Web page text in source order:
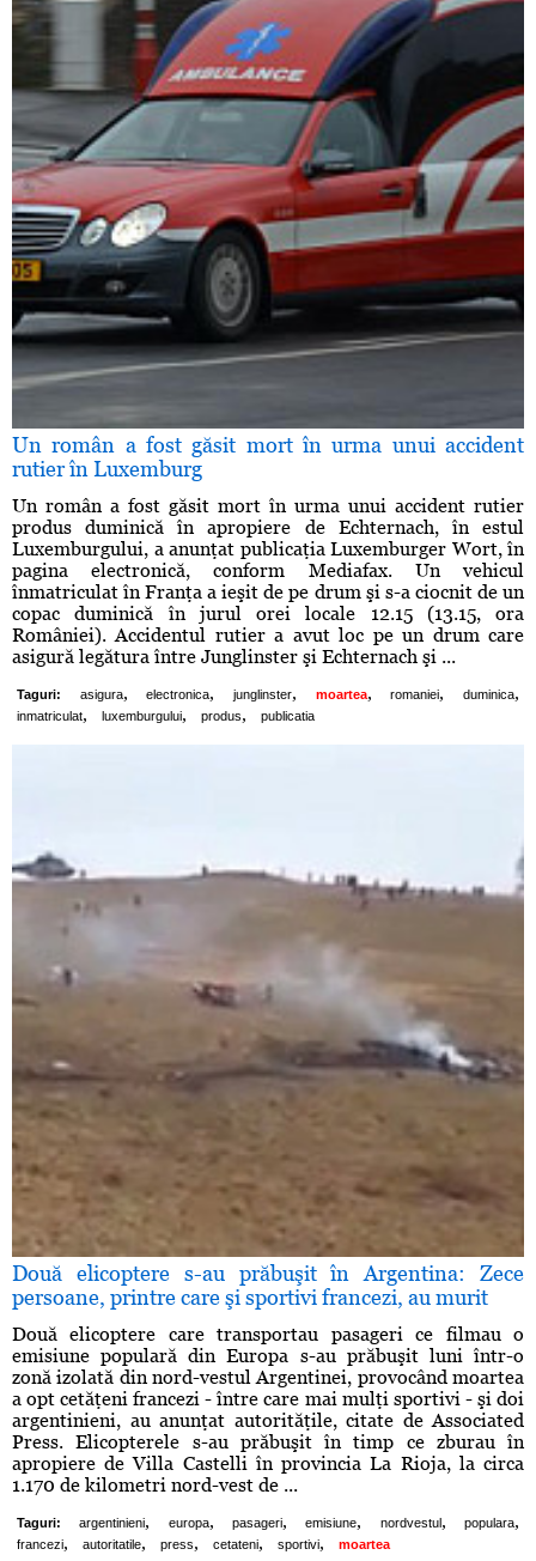
Un român a fost găsit mort în urma unui accident
rutier în Luxemburg
Un român a fost găsit mort în urma unui accident rutier
produs duminică în apropiere de Echternach, în estul
Luxemburgului, a anunţat publicaţia Luxemburger Wort, în
pagina electronică, conform Mediafax. Un vehicul
înmatriculat în Franţa a ieşit de pe drum şi s-a ciocnit de un
copac duminică în jurul orei locale 12.15 (13.15, ora
României). Accidentul rutier a avut loc pe un drum care
asigură legătura între Junglinster şi Echternach şi ...
Taguri: asigura, electronica, junglinster, moartea, romaniei, duminica,
inmatriculat, luxemburgului, produs, publicatia
Două elicoptere s-au prăbuşit în Argentina: Zece
persoane, printre care şi sportivi francezi, au murit
Două elicoptere care transportau pasageri ce filmau o
emisiune populară din Europa s-au prăbuşit luni într-o
zonă izolată din nord-vestul Argentinei, provocând moartea
a opt cetăţeni francezi - între care mai mulţi sportivi - şi doi
argentinieni, au anunţat autorităţile, citate de Associated
Press. Elicopterele s-au prăbuşit în timp ce zburau în
apropiere de Villa Castelli în provincia La Rioja, la circa
1.170 de kilometri nord-vest de ...
Taguri: argentinieni, europa, pasageri, emisiune, nordvestul, populara,
francezi, autoritatile, press, cetateni, sportivi, moartea